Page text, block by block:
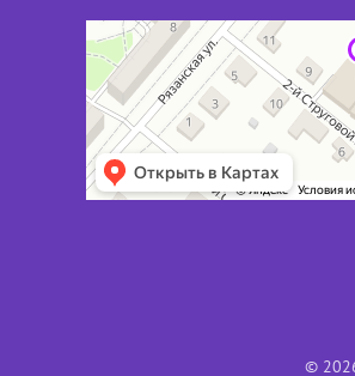
©